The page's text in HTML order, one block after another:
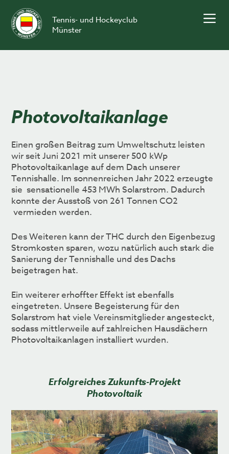
content
Tennis- und Hockeyclub
Münster
Photovoltaikanlage
Einen großen Beitrag zum Umweltschutz leisten
wir seit Juni 2021 mit unserer 500 kWp
Photovoltaikanlage auf dem Dach unserer
Tennishalle. Im sonnenreichen Jahr 2022 erzeugte
sie sensationelle 453 MWh Solarstrom. Dadurch
konnte der Ausstoß von 261 Tonnen CO2
vermieden werden.
Des Weiteren kann der THC durch den Eigenbezug
Stromkosten sparen, wozu natürlich auch stark die
Sanierung der Tennishalle und des Dachs
beigetragen hat.
Ein weiterer erhoffter Effekt ist ebenfalls
eingetreten. Unsere Begeisterung für den
Solarstrom hat viele Vereinsmitglieder angesteckt,
sodass mittlerweile auf zahlreichen Hausdächern
Photovoltaikanlagen installiert wurden.
Erfolgreiches Zukunfts-Projekt
Photovoltaik